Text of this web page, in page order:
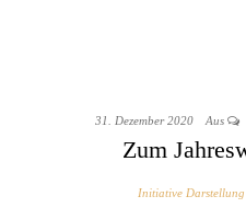
31. Dezember 2020 Aus
Zum
Initiative